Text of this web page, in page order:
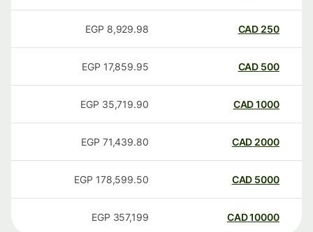
250
CAD
8,929.98
EGP
500
CAD
17,859.95
EGP
1000
CAD
35,719.90
EGP
2000
CAD
71,439.80
EGP
5000
CAD
178,599.50
EGP
10000
CAD
357,199
EGP